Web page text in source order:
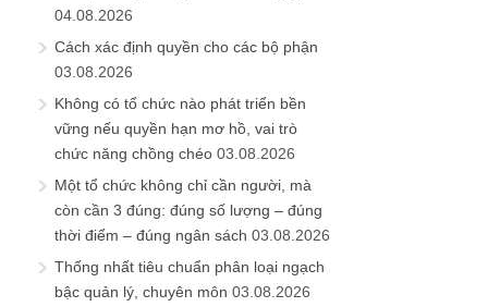
04.08.2026
Cách xác định quyền cho các bộ phận
03.08.2026
Không có tổ chức nào phát triển bền
vững nếu quyền hạn mơ hồ, vai trò
chức năng chồng chéo 03.08.2026
Một tổ chức không chỉ cần người, mà
còn cần 3 đúng: đúng số lượng – đúng
thời điểm – đúng ngân sách 03.08.2026
Thống nhất tiêu chuẩn phân loại ngạch
bậc quản lý, chuyên môn 03.08.2026